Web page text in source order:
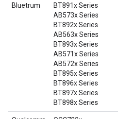
Bluetrum
BT891x Series
AB573x Series
BT892x Series
AB563x Series
BT893x Series
AB571x Series
AB572x Series
BT895x Series
BT896x Series
BT897x Series
BT898x Series